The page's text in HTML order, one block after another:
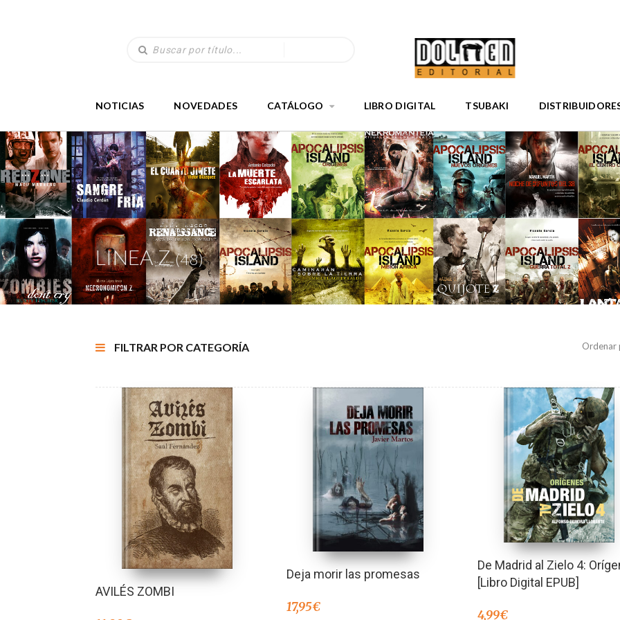
NOTICIAS NOVEDADES CATÁLOGO LIBRO DIGITAL TSUBAKI
LINEA Z(48)
FILTRAR POR CATEGORÍA Ordenar
AVILÉS ZOMBI
Deja morir las promesas
17,95€
De Madrid al Zielo 4:
[Libro Digital EPUB]
4,99€